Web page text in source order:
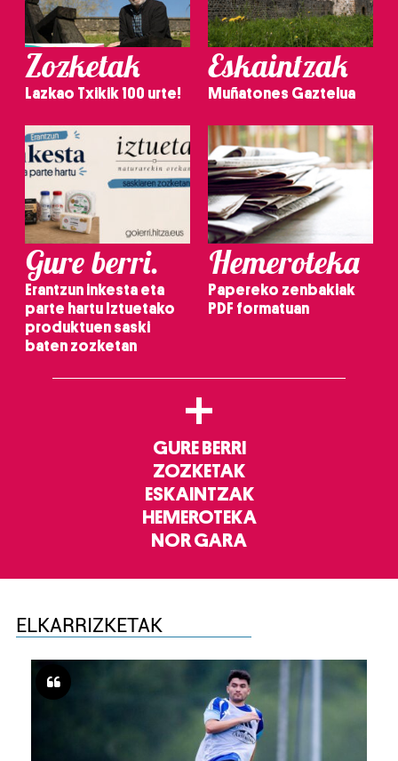
Zozketak
Lazkao Txikik 100 urte!
Eskaintzak
Muñatones Gaztelua
Gure berri.
Erantzun inkesta eta
parte hartu Iztuetako
produktuen saski
baten zozketan
Hemeroteka
Papereko zenbakiak
PDF formatuan
+
GURE BERRI
ZOZKETAK
ESKAINTZAK
HEMEROTEKA
NOR GARA
ELKARRIZKETAK